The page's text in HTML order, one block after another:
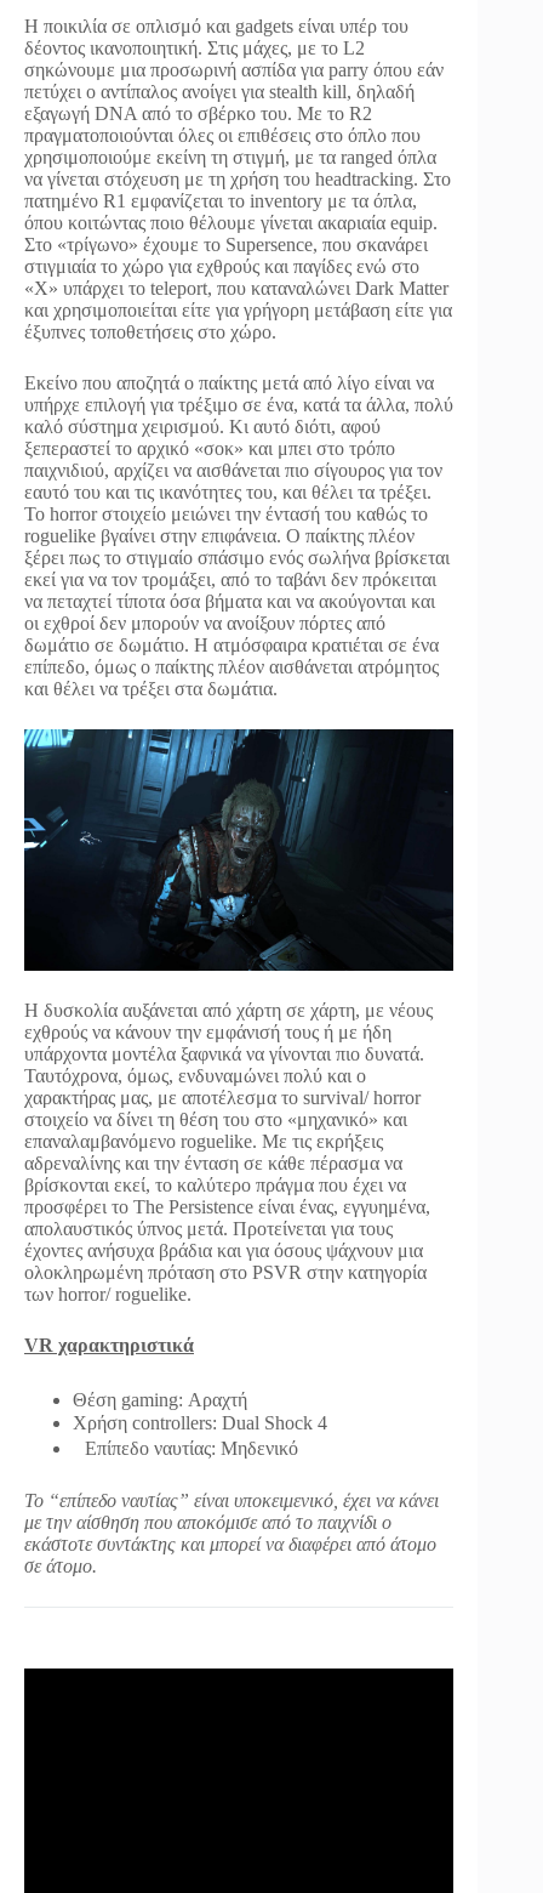
Η ποικιλία σε οπλισμό και gadgets είναι υπέρ του
δέοντος ικανοποιητική. Στις μάχες, με το L2
σηκώνουμε μια προσωρινή ασπίδα για parry όπου εάν
πετύχει ο αντίπαλος ανοίγει για stealth kill, δηλαδή
εξαγωγή DNA από το σβέρκο του. Με το R2
πραγματοποιούνται όλες οι επιθέσεις στο όπλο που
χρησιμοποιούμε εκείνη τη στιγμή, με τα ranged όπλα
να γίνεται στόχευση με τη χρήση του headtracking. Στο
πατημένο R1 εμφανίζεται το inventory με τα όπλα,
όπου κοιτώντας ποιο θέλουμε γίνεται ακαριαία equip.
Στο «τρίγωνο» έχουμε το Supersence, που σκανάρει
στιγμιαία το χώρο για εχθρούς και παγίδες ενώ στο
«Χ» υπάρχει το teleport, που καταναλώνει Dark Matter
και χρησιμοποιείται είτε για γρήγορη μετάβαση είτε για
έξυπνες τοποθετήσεις στο χώρο.
Εκείνο που αποζητά ο παίκτης μετά από λίγο είναι να
υπήρχε επιλογή για τρέξιμο σε ένα, κατά τα άλλα, πολύ
καλό σύστημα χειρισμού. Κι αυτό διότι, αφού
ξεπεραστεί το αρχικό «σοκ» και μπει στο τρόπο
παιχνιδιού, αρχίζει να αισθάνεται πιο σίγουρος για τον
εαυτό του και τις ικανότητες του, και θέλει τα τρέξει.
Το horror στοιχείο μειώνει την έντασή του καθώς το
roguelike βγαίνει στην επιφάνεια. Ο παίκτης πλέον
ξέρει πως το στιγμαίο σπάσιμο ενός σωλήνα βρίσκεται
εκεί για να τον τρομάξει, από το ταβάνι δεν πρόκειται
να πεταχτεί τίποτα όσα βήματα και να ακούγονται και
οι εχθροί δεν μπορούν να ανοίξουν πόρτες από
δωμάτιο σε δωμάτιο. Η ατμόσφαιρα κρατιέται σε ένα
επίπεδο, όμως ο παίκτης πλέον αισθάνεται ατρόμητος
και θέλει να τρέξει στα δωμάτια.
Η δυσκολία αυξάνεται από χάρτη σε χάρτη, με νέους
εχθρούς να κάνουν την εμφάνισή τους ή με ήδη
υπάρχοντα μοντέλα ξαφνικά να γίνονται πιο δυνατά.
Ταυτόχρονα, όμως, ενδυναμώνει πολύ και ο
χαρακτήρας μας, με αποτέλεσμα το survival/ horror
στοιχείο να δίνει τη θέση του στο «μηχανικό» και
επαναλαμβανόμενο roguelike. Με τις εκρήξεις
αδρεναλίνης και την ένταση σε κάθε πέρασμα να
βρίσκονται εκεί, το καλύτερο πράγμα που έχει να
προσφέρει το The Persistence είναι ένας, εγγυημένα,
απολαυστικός ύπνος μετά. Προτείνεται για τους
έχοντες ανήσυχα βράδια και για όσους ψάχνουν μια
ολοκληρωμένη πρόταση στο PSVR στην κατηγορία
των horror/ roguelike.
VR χαρακτηριστικά
Θέση gaming: Αραχτή
Χρήση controllers: Dual Shock 4
Eπίπεδο ναυτίας: Μηδενικό
To “επίπεδο ναυτίας” είναι υποκειμενικό, έχει να κάνει
με την αίσθηση που αποκόμισε από το παιχνίδι ο
εκάστοτε συντάκτης και μπορεί να διαφέρει από άτομο
σε άτομο.